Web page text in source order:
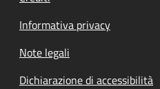
Informativa privacy
Note legali
Dichiarazione di accessibilità